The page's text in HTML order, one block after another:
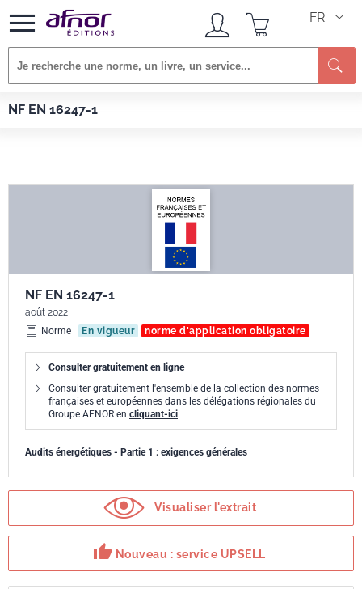
FR
NF EN 16247-1
Afnor EDITIONS Normes
NF EN 16247-1
août 2022
Norme
En vigueur norme d'application obligatoire
Consulter gratuitement en ligne
Consulter gratuitement l'ensemble de la collection des normes
françaises et européennes dans les délégations régionales du
Groupe AFNOR en cliquant-ici
Audits énergétiques - Partie 1 : exigences générales
Visualiser l'extrait
thumb_up Nouveau : service UPSELL